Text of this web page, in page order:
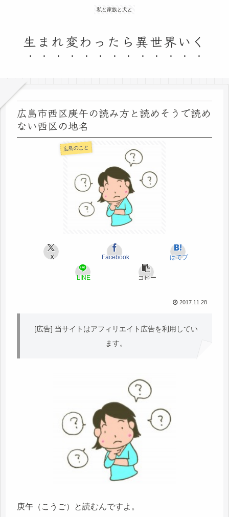
私と家族と犬と
生まれ変わったら異世界いく
広島市西区庚午の読み方と読めそうで読め
ない西区の地名
広島のこと
X Facebook はてブ
LINE コピー
2017.11.28
[広告] 当サイトはアフィリエイト広告を利用してい
ます。
庚午（こうご）と読むんですよ。